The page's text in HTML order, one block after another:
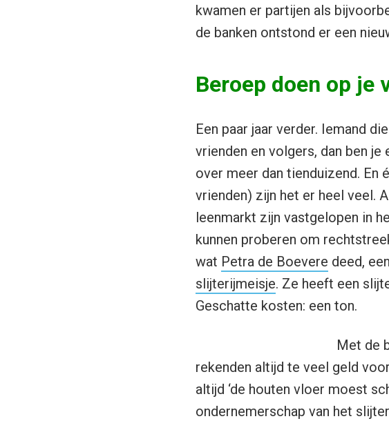
kwamen er partijen als
de banken ontstond er een
Beroep doen op je
Een paar jaar verder. Iemand
vrienden en volgers, dan ben
over meer dan tienduizend. En
vrienden) zijn het er heel veel.
leenmarkt zijn vastgelopen in
kunnen proberen om
wat Petra de Boevere deed,
slijterijmeisje. Ze heeft een
Geschatte kosten: een ton.
Met de
rekenden altijd te veel geld
altijd ‘de houten vloer moest
ondernemerschap van het